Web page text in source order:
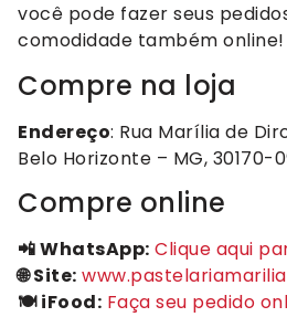
você pode fazer seus
comodidade também online!
Compre na loja
Endereço: Rua Marília de
Belo Horizonte – MG, 30170-
Compre online
📲 WhatsApp: Clique aqui
🌐 Site:
🍽️ iFood: Faça seu pedido